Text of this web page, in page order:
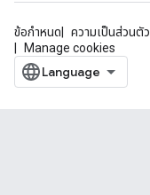
ข้อกำหนด ความเป็นส่วนตัว
Manage cookies